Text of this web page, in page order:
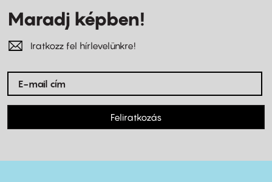
Maradj képben!
Iratkozz fel hírlevelünkre!
Feliratkozás